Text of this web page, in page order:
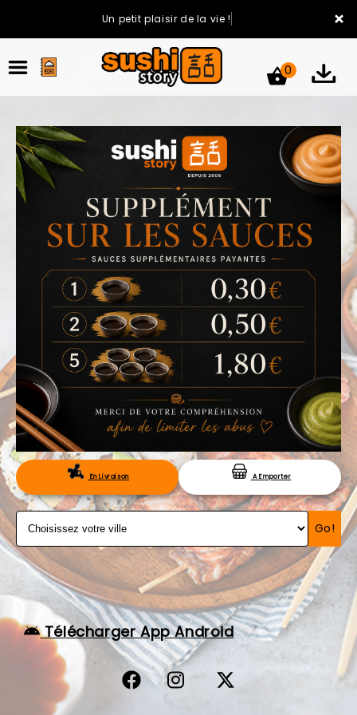
×
Un petit plaisir de la vie !
ACCUEIL
LA CARTE
VOTRE COMPTE
NOTRE RESTAURANT
VOS AVIS
MENTIONS LÉGALES
C.G.V
RÉSERVATION
0
En Livraison A Emporter
Go!
Télécharger App Android